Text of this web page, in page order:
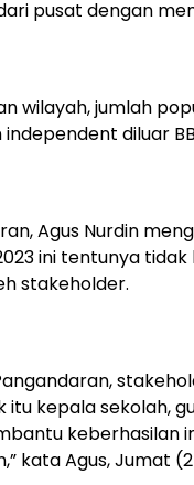
pusat dengan
wilayah, jumlah
diluar
Agus Nurdin
ini tentunya
stakeholder.
kepala sekolah,
keberhasilan
kata Agus, Jumat